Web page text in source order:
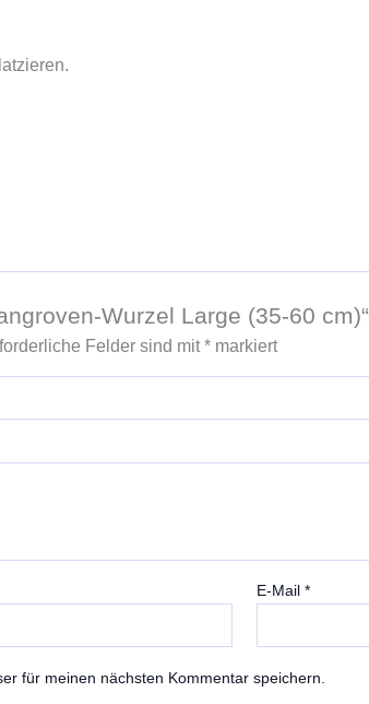
Wurzel Large (35-60 cm)“
Felder sind mit*markiert
E-Mail*
für meinen nächsten Kommentar speichern.